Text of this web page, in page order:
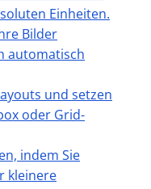
Einheiten.
Bilder
automatisch
und setzen
oder Grid-
indem Sie
kleinere